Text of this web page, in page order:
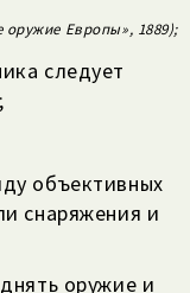
Европы», 1889);
следует
объективных
снаряжения и
оружие и